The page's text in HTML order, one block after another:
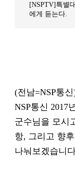
[NSPTV]특별
에게 듣는다.
(전남=NSP통
NSP통신 2017
군수님을 모시
항, 그리고 향
나눠보겠습니